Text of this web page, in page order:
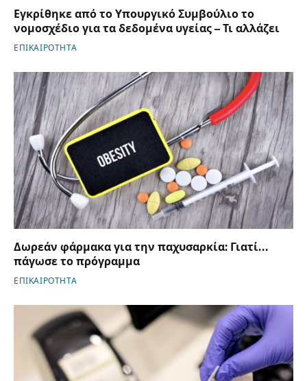
Εγκρίθηκε από το Υπουργικό Συμβούλιο το
νομοσχέδιο για τα δεδομένα υγείας – Τι αλλάζει
ΕΠΙΚΑΙΡΟΤΗΤΑ
Δωρεάν φάρμακα για την παχυσαρκία: Γιατί…
πάγωσε το πρόγραμμα
ΕΠΙΚΑΙΡΟΤΗΤΑ